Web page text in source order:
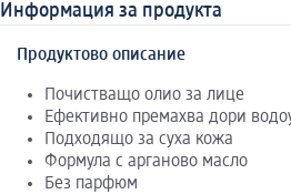
Информация за продукта
Продуктово описание
Почистващо олио за лице
Ефективно премахва дори
Подходящо за суха кожа
Формула с арганово масло
Без парфюм